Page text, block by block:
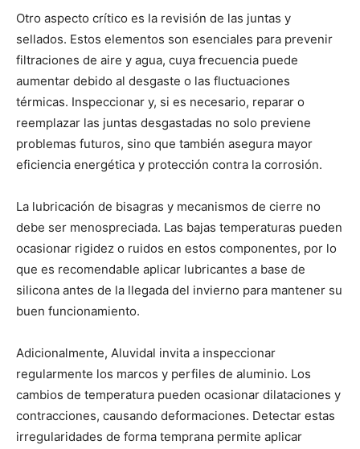
Otro aspecto crítico es la revisión de las juntas y
sellados. Estos elementos son esenciales para prevenir
filtraciones de aire y agua, cuya frecuencia puede
aumentar debido al desgaste o las fluctuaciones
térmicas. Inspeccionar y, si es necesario, reparar o
reemplazar las juntas desgastadas no solo previene
problemas futuros, sino que también asegura mayor
eficiencia energética y protección contra la corrosión.
La lubricación de bisagras y mecanismos de cierre no
debe ser menospreciada. Las bajas temperaturas pueden
ocasionar rigidez o ruidos en estos componentes, por lo
que es recomendable aplicar lubricantes a base de
silicona antes de la llegada del invierno para mantener su
buen funcionamiento.
Adicionalmente, Aluvidal invita a inspeccionar
regularmente los marcos y perfiles de aluminio. Los
cambios de temperatura pueden ocasionar dilataciones y
contracciones, causando deformaciones. Detectar estas
irregularidades de forma temprana permite aplicar